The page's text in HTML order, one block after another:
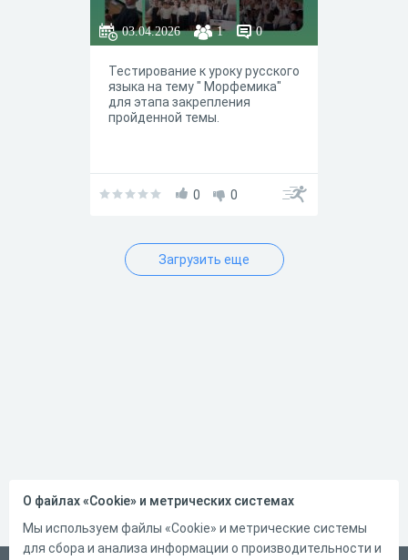
03.04.2026 1 0
Тестирование к уроку русского
языка на тему " Морфемика"
для этапа закрепления
пройденной темы.
0 0
Загрузить еще
О файлах «Cookie» и метрических системах
Мы используем файлы «Cookie» и метрические системы
для сбора и анализа информации о производительности и